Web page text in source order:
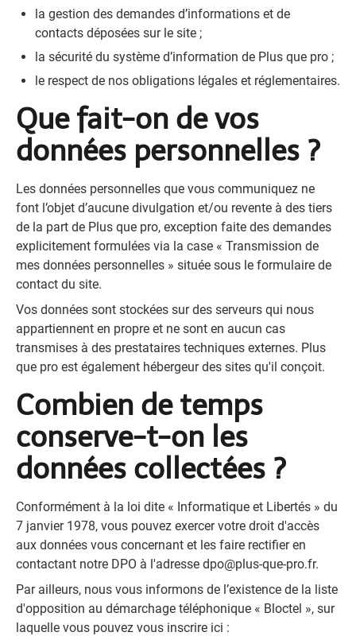
la gestion des demandes d’informations et de
contacts déposées sur le site ;
la sécurité du système d’information de Plus que pro ;
le respect de nos obligations légales et réglementaires.
Que fait-on de vos
données personnelles ?
Les données personnelles que vous communiquez ne
font l’objet d’aucune divulgation et/ou revente à des tiers
de la part de Plus que pro, exception faite des demandes
explicitement formulées via la case « Transmission de
mes données personnelles » située sous le formulaire de
contact du site.
Vos données sont stockées sur des serveurs qui nous
appartiennent en propre et ne sont en aucun cas
transmises à des prestataires techniques externes. Plus
que pro est également hébergeur des sites qu'il conçoit.
Combien de temps
conserve-t-on les
données collectées ?
Conformément à la loi dite « Informatique et Libertés » du
7 janvier 1978, vous pouvez exercer votre droit d'accès
aux données vous concernant et les faire rectifier en
contactant notre DPO à l'adresse dpo@plus-que-pro.fr.
Par ailleurs, nous vous informons de l’existence de la liste
d'opposition au démarchage téléphonique « Bloctel », sur
laquelle vous pouvez vous inscrire ici :